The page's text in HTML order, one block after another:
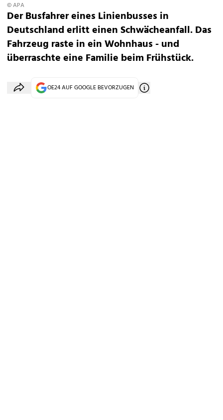
© APA
Der Busfahrer eines Linienbusses in
Deutschland erlitt einen Schwächeanfall. Das
Fahrzeug raste in ein Wohnhaus - und
überraschte eine Familie beim Frühstück.
OE24 AUF GOOGLE BEVORZUGEN